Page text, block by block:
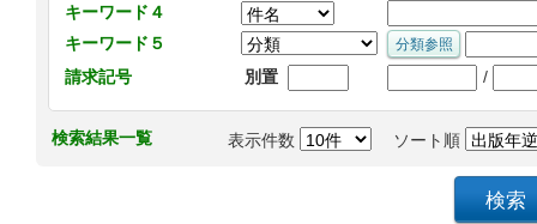
キーワード４
キーワード５
請求記号
別置 /
検索結果一覧 表示件数 ソート順